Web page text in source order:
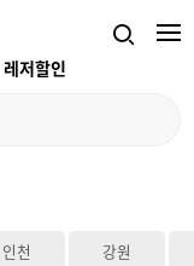
레저할인
인천 강원